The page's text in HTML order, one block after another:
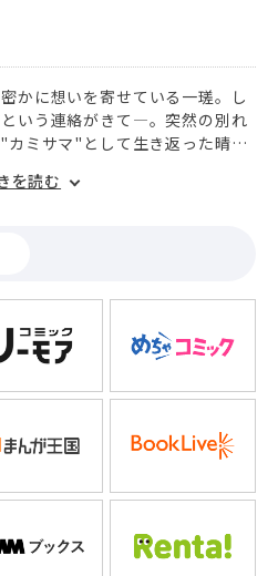
かに想いを寄せている一瑳。し
いう連絡がきて―。突然の別れ
カミサマ"として生き返った晴仁
なのに中身は全くの別人。晴仁
―…？傲慢神様攻め×強気健気受
を読む